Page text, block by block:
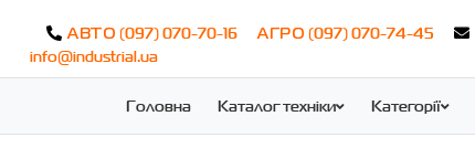
АВТО (097) 070-70-16 АГРО (097) 070-74-45
info@industrial.ua
Головна Каталог техніки Категорії